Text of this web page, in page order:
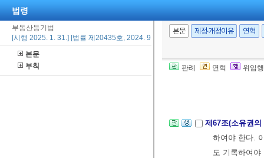
법령
부동산등기법
[시행 2025. 1. 31.] [법률 제20435호, 2024. 9. 20., 일부개정]
본문
부칙
본문 제정·개정이유 연혁
판례 연혁 위임
② 등기관이 제
표제부에 기
③ 제2항 단서
제67조(소유권
하여야 한다.
도 기록하여야